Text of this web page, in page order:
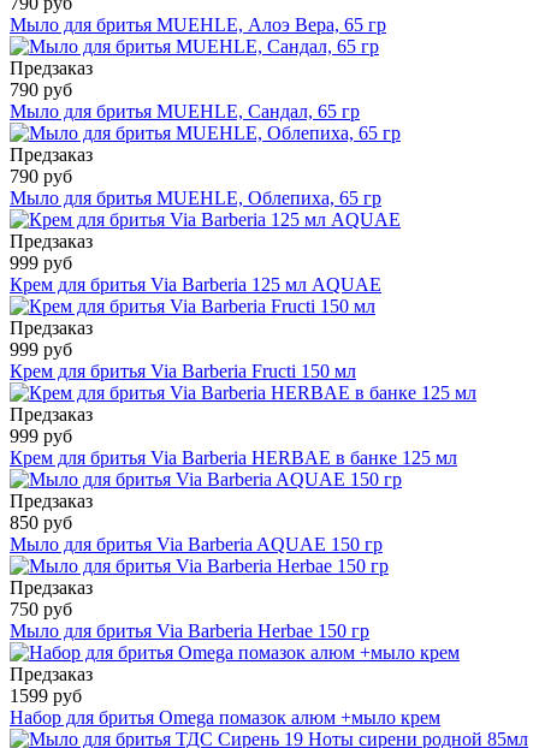
Мыло для бритья MUEHLE, Алоэ Вера, 65 гр
Предзаказ
790 руб
Мыло для бритья MUEHLE, Сандал, 65 гр
Предзаказ
790 руб
Мыло для бритья MUEHLE, Облепиха, 65 гр
Предзаказ
999 руб
Крем для бритья Via Barberia 125 мл AQUAE
Предзаказ
999 руб
Крем для бритья Via Barberia Fructi 150 мл
Предзаказ
999 руб
Крем для бритья Via Barberia HERBAE в банке 125 мл
Предзаказ
850 руб
Мыло для бритья Via Barberia AQUAE 150 гр
Предзаказ
750 руб
Мыло для бритья Via Barberia Herbae 150 гр
Предзаказ
1599 руб
Набор для бритья Omega помазок алюм +мыло крем